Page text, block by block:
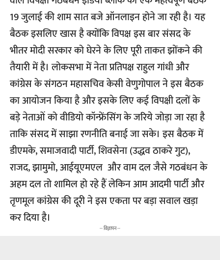
19 जुलाई की शाम सात बजे ऑनलाइन होने जा रही है। यह
बैठक इसलिए खास है क्योंकि विपक्ष इस बार संसद के
भीतर मोदी सरकार को घेरने के लिए पूरी ताकत झोंकने की
तैयारी में है। लोकसभा में नेता प्रतिपक्ष राहुल गांधी और
कांग्रेस के संगठन महासचिव केसी वेणुगोपाल ने इस बैठक
का आयोजन किया है और इसके लिए कई विपक्षी दलों के
बड़े नेताओं को वीडियो कॉन्फ्रेंसिंग के जरिये जोड़ा जा रहा है
ताकि संसद में साझा रणनीति बनाई जा सके। इस बैठक में
डीएमके, समाजवादी पार्टी, शिवसेना (उद्धव ठाकरे गुट),
राजद, झामुमो, आईयूएमएल और वाम दल जैसे गठबंधन के
अहम दल तो शामिल हो रहे हैं लेकिन आम आदमी पार्टी और
तृणमूल कांग्रेस की दूरी ने इस एकता पर बड़ा सवाल खड़ा
कर दिया है।
-- विज्ञापन --